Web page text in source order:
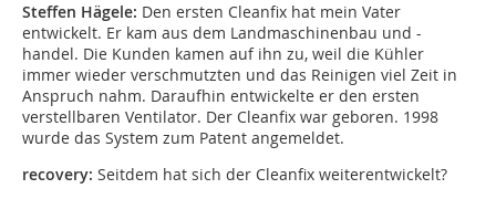
Steffen Hägele: Den ersten Cleanfix hat mein Vater
entwickelt. Er kam aus dem Landmaschinenbau und -
handel. Die Kunden kamen auf ihn zu, weil die Kühler
immer wieder verschmutzten und das Reinigen viel Zeit in
Anspruch nahm. Daraufhin entwickelte er den ersten
verstellbaren Ventilator. Der Cleanfix war geboren. 1998
wurde das System zum Patent angemeldet.
recovery: Seitdem hat sich der Cleanfix weiterentwickelt?